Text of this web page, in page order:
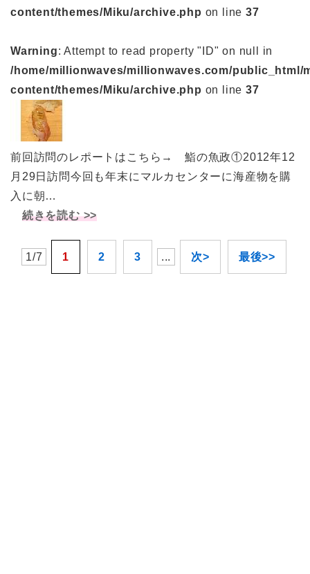
content/themes/Miku/archive.php on line37
Warning: Attempt to read property "ID" on null in
/home/millionwaves/millionwaves.com/public_html/
content/themes/Miku/archive.php on line37
前回訪問のレポートはこちら→ 鮨の魚政①2012年12
月29日訪問今回も年末にマルカセンターに海産物を購
入に朝…
続きを読む >>
1/7 1 2 3 ... 次> 最後>>